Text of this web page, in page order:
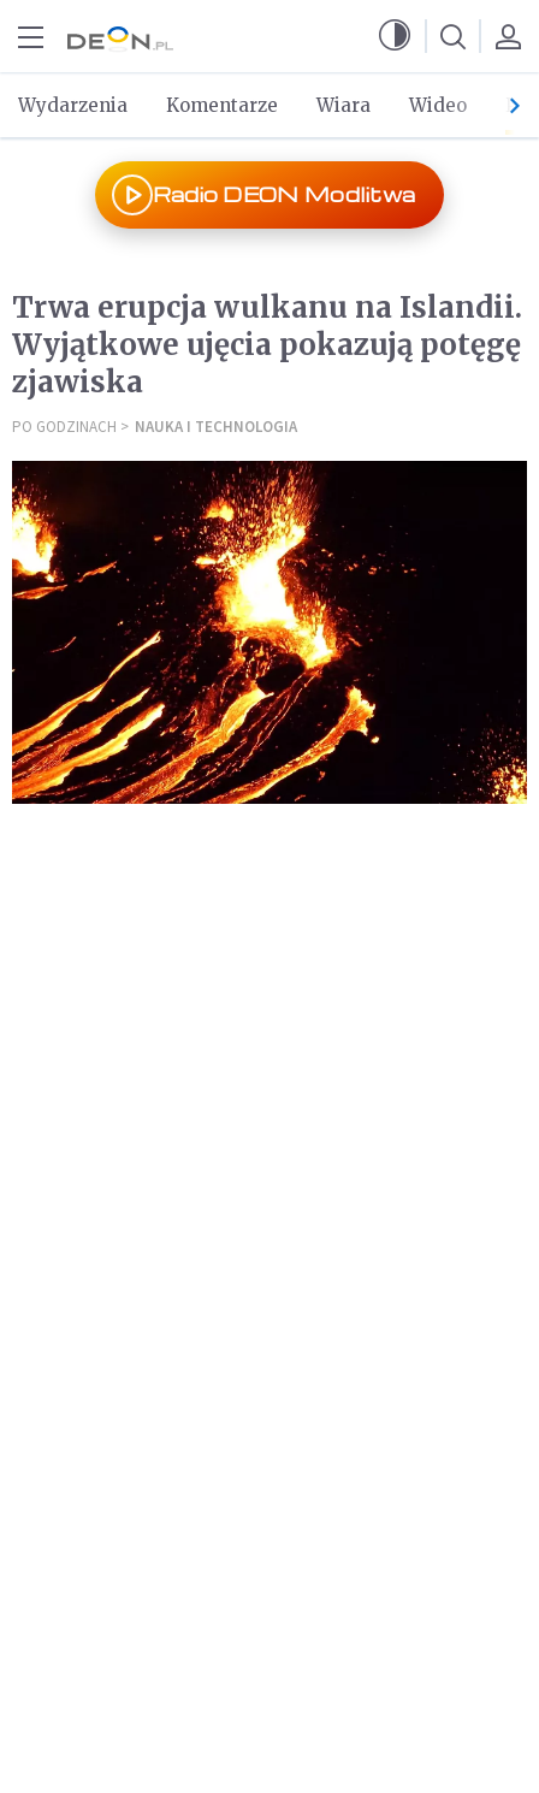
Wydarzenia Komentarze Wiara Wideo Po
Radio DEON Modlitwa
Trwa erupcja wulkanu na Islandii.
Wyjątkowe ujęcia pokazują potęgę
zjawiska
PO GODZINACH NAUKA I TECHNOLOGIA